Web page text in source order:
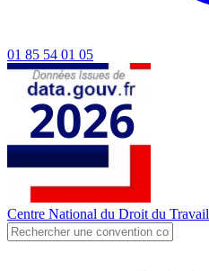
01 85 54 01 05
Centre National du Droit du Travail